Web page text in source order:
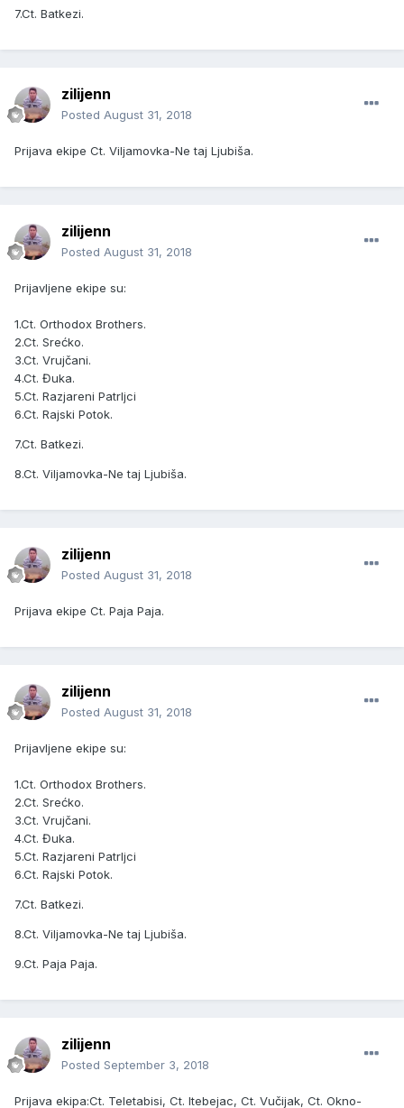
7.Ct. Batkezi.
zilijenn
Posted August 31, 2018
Prijava ekipe Ct. Viljamovka-Ne taj Ljubiša.
zilijenn
Posted August 31, 2018
Prijavljene ekipe su:
1.Ct. Orthodox Brothers.
2.Ct. Srećko.
3.Ct. Vrujčani.
4.Ct. Đuka.
5.Ct. Razjareni Patrljci
6.Ct. Rajski Potok.
7.Ct. Batkezi.
8.Ct. Viljamovka-Ne taj Ljubiša.
zilijenn
Posted August 31, 2018
Prijava ekipe Ct. Paja Paja.
zilijenn
Posted August 31, 2018
Prijavljene ekipe su:
1.Ct. Orthodox Brothers.
2.Ct. Srećko.
3.Ct. Vrujčani.
4.Ct. Đuka.
5.Ct. Razjareni Patrljci
6.Ct. Rajski Potok.
7.Ct. Batkezi.
8.Ct. Viljamovka-Ne taj Ljubiša.
9.Ct. Paja Paja.
zilijenn
Posted September 3, 2018
Prijava ekipa:Ct. Teletabisi, Ct. Itebejac, Ct. Vučijak, Ct. Okno-